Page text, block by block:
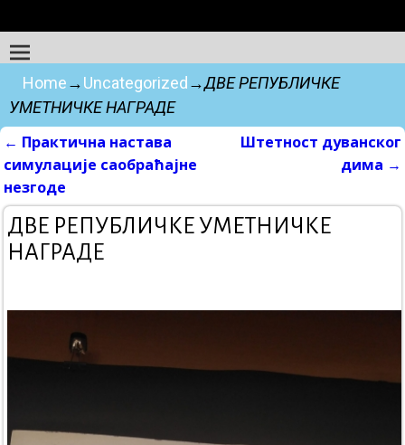
Home→Uncategorized →ДВЕ РЕПУБЛИЧКЕ
УМЕТНИЧКЕ НАГРАДЕ
Post navigation
← Практична настава
симулације саобраћајне
незгоде
Штетност дуванског
дима →
ДВЕ РЕПУБЛИЧКЕ УМЕТНИЧКЕ
НАГРАДЕ